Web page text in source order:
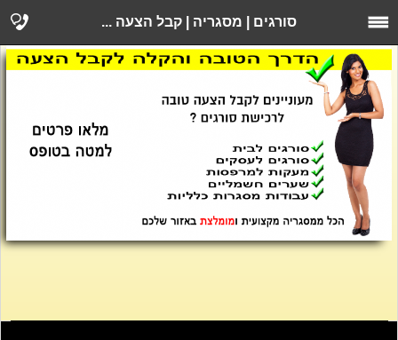
סורגים | מסגריה | קבל הצעה ...